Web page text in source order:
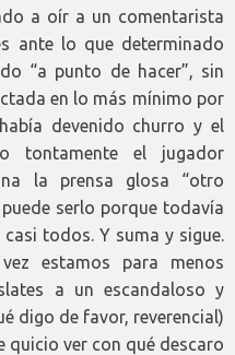
a oír a un comentarista
ante lo que determinado
“a punto de hacer”, sin
en lo más mínimo por
devenido churro y el
tontamente el jugador
la prensa glosa “otro
serlo porque todavía
todos. Y suma y sigue.
estamos para menos
a un escandaloso y
digo de favor, reverencial)
quicio ver con qué descaro